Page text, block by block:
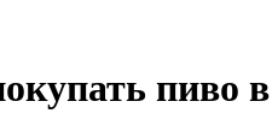
пиво